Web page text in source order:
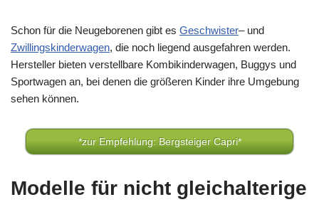
Schon für die Neugeborenen gibt es Geschwister– und
Zwillingskinderwagen, die noch liegend ausgefahren werden.
Hersteller bieten verstellbare Kombikinderwagen, Buggys und
Sportwagen an, bei denen die größeren Kinder ihre Umgebung
sehen können.
*zur Empfehlung: Bergsteiger Capri*
Modelle für nicht gleichalterige